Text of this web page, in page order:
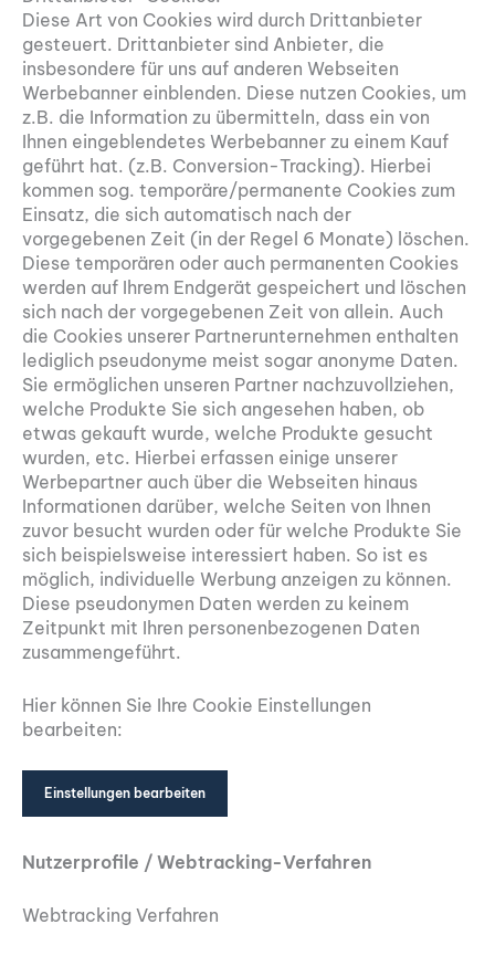
Diese Art von Cookies wird durch Drittanbieter
gesteuert. Drittanbieter sind Anbieter, die
insbesondere für uns auf anderen Webseiten
Werbebanner einblenden. Diese nutzen Cookies, um
z.B. die Information zu übermitteln, dass ein von
Ihnen eingeblendetes Werbebanner zu einem Kauf
geführt hat. (z.B. Conversion-Tracking). Hierbei
kommen sog. temporäre/permanente Cookies zum
Einsatz, die sich automatisch nach der
vorgegebenen Zeit (in der Regel 6 Monate) löschen.
Diese temporären oder auch permanenten Cookies
werden auf Ihrem Endgerät gespeichert und löschen
sich nach der vorgegebenen Zeit von allein. Auch
die Cookies unserer Partnerunternehmen enthalten
lediglich pseudonyme meist sogar anonyme Daten.
Sie ermöglichen unseren Partner nachzuvollziehen,
welche Produkte Sie sich angesehen haben, ob
etwas gekauft wurde, welche Produkte gesucht
wurden, etc. Hierbei erfassen einige unserer
Werbepartner auch über die Webseiten hinaus
Informationen darüber, welche Seiten von Ihnen
zuvor besucht wurden oder für welche Produkte Sie
sich beispielsweise interessiert haben. So ist es
möglich, individuelle Werbung anzeigen zu können.
Diese pseudonymen Daten werden zu keinem
Zeitpunkt mit Ihren personenbezogenen Daten
zusammengeführt.
Hier können Sie Ihre Cookie Einstellungen
bearbeiten:
Einstellungen bearbeiten
Nutzerprofile / Webtracking-Verfahren
Webtracking Verfahren